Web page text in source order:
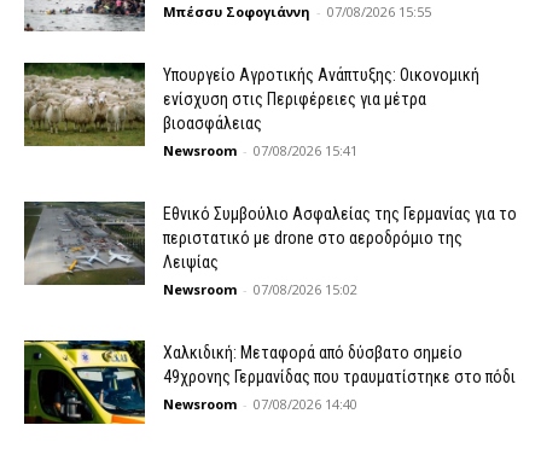
Μπέσσυ Σοφογιάννη - 07/08/2026 15:55
Υπουργείο Αγροτικής Ανάπτυξης: Οικονομική
ενίσχυση στις Περιφέρειες για μέτρα
βιοασφάλειας
Newsroom - 07/08/2026 15:41
Εθνικό Συμβούλιο Ασφαλείας της Γερμανίας για το
περιστατικό με drone στο αεροδρόμιο της
Λειψίας
Newsroom - 07/08/2026 15:02
Χαλκιδική: Μεταφορά από δύσβατο σημείο
49χρονης Γερμανίδας που τραυματίστηκε στο πόδι
Newsroom - 07/08/2026 14:40